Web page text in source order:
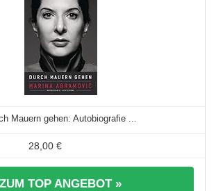
Mauern gehen: Autobiografie ...
28,00 €
ZUM TOP ANGEBOT »